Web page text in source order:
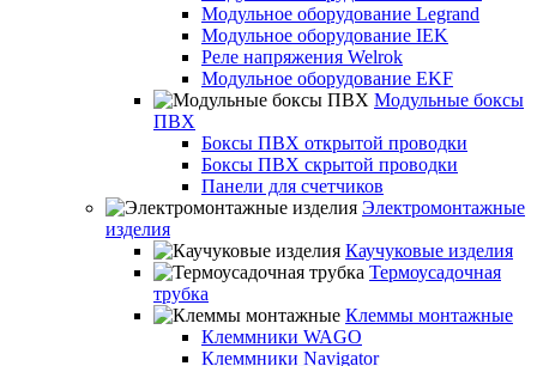
Модульное оборудование Legrand
Модульное оборудование IEK
Реле напряжения Welrok
Модульное оборудование EKF
Модульные боксы
ПВХ
Боксы ПВХ открытой проводки
Боксы ПВХ скрытой проводки
Панели для счетчиков
Электромонтажные
изделия
Каучуковые изделия
Термоусадочная
трубка
Клеммы монтажные
Клеммники WAGO
Клеммники Navigator